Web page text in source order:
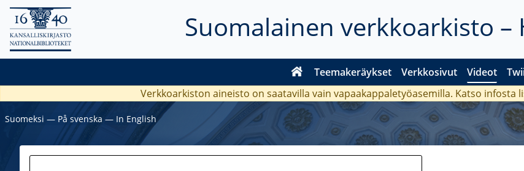
Suomalainen verkkoarkisto –
Teemakeräykset Verkkosivut Videot
Verkkoarkiston aineisto on saatavilla vain vapaakappaletyöasemilla. Katso infosta
Suomeksi ― På svenska ― In English